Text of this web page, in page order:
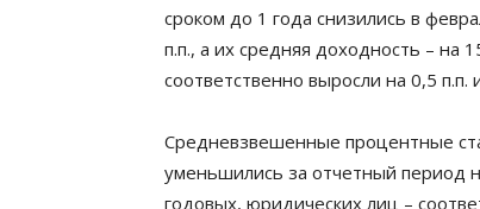
сроком до 1 года снизились в
п.п., а их средняя доходность – на
соответственно выросли на 0,5
Средневзвешенные процентные
уменьшились за отчетный период
годовых, юридических лиц –